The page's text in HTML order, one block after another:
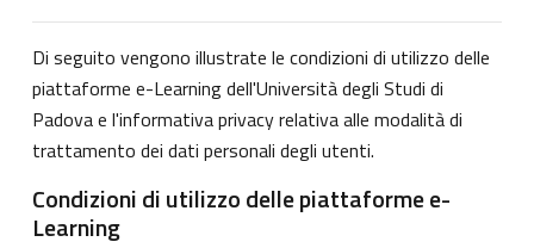
Di seguito vengono illustrate le condizioni di utilizzo delle
piattaforme e-Learning dell'Università degli Studi di
Padova e l'informativa privacy relativa alle modalità di
trattamento dei dati personali degli utenti.
Condizioni di utilizzo delle piattaforme e-
Learning